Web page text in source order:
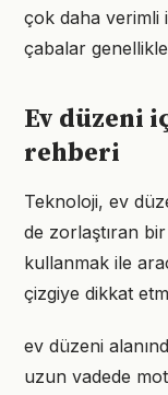
çok daha verimli
çabalar
Ev düzeni
rehberi
Teknoloji, ev
de zorlaştıran
kullanmak ile
çizgiye dikkat
ev düzeni
uzun vadede